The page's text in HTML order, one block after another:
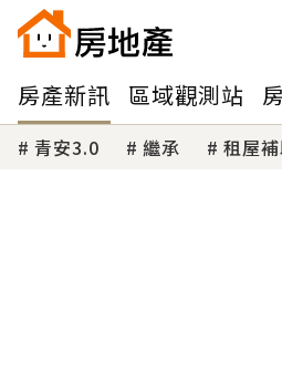
房產新訊 區域觀測站
青安3.0 繼承 租屋